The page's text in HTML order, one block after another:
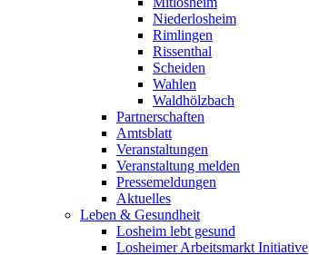
Niederlosheim
Rimlingen
Rissenthal
Scheiden
Wahlen
Waldhölzbach
Partnerschaften
Amtsblatt
Veranstaltungen
Veranstaltung melden
Pressemeldungen
Aktuelles
Leben & Gesundheit
Losheim lebt gesund
Losheimer Arbeitsmarkt Initiative